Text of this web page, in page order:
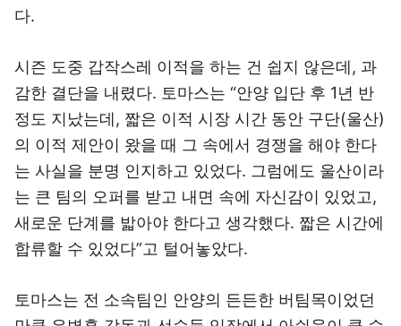
다.
시즌 도중 갑작스레 이적을 하는 건 쉽지 않은데, 과
감한 결단을 내렸다. 토마스는 “안양 입단 후 1년 반
정도 지났는데, 짧은 이적 시장 시간 동안 구단(울산)
의 이적 제안이 왔을 때 그 속에서 경쟁을 해야 한다
는 사실을 분명 인지하고 있었다. 그럼에도 울산이라
는 큰 팀의 오퍼를 받고 내면 속에 자신감이 있었고,
새로운 단계를 밟아야 한다고 생각했다. 짧은 시간에
합류할 수 있었다”고 털어놓았다.
토마스는 전 소속팀인 안양의 든든한 버팀목이었던